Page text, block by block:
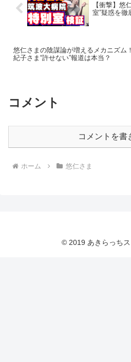
【衝撃】悠
室”疑惑を徹
悠仁さまの陰謀論が増えるメカニズム！
紀子さま“許せない”報道は本当？
コメント
コメントを書
ホーム 悠仁さま
© 2019 あきらっちス